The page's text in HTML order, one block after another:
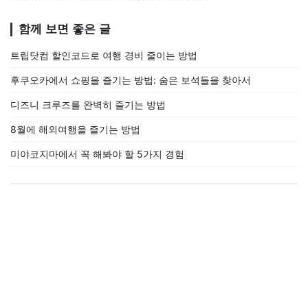
함께 보면 좋은 글
트립닷컴 할인코드로 여행 경비 줄이는 방법
후쿠오카에서 쇼핑을 즐기는 방법: 숨은 보석들을 찾아서
디즈니 크루즈를 완벽히 즐기는 방법
8월에 해외여행을 즐기는 방법
미야코지마에서 꼭 해봐야 할 5가지 경험